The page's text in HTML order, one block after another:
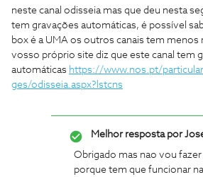
neste canal odisseia mas que deu nesta
tem gravações automáticas, é possível
box é a UMA os outros canais tem menos
vosso próprio site diz que este canal tem
automáticas https://www.nos.pt/
ges/odisseia.aspx?lstcns
Melhor resposta por
Obrigado mas nao vou
porque tem que funcionar